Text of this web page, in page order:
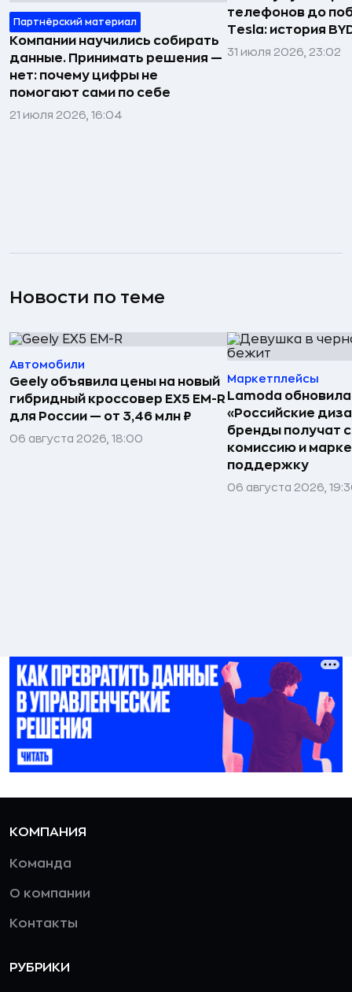
Партнёрский материал
Компании научились собирать
данные. Принимать решения —
нет: почему цифры не
помогают сами по себе
21 июля 2026, 16:04
телефонов до
Tesla: история
31 июля 2026, 23:02
Новости по теме
Автомобили
Geely объявила цены на новый
гибридный кроссовер EX5 EM-R
для России — от 3,46 млн ₽
06 августа 2026, 18:00
Маркетплейсы
Lamoda
«Российские
бренды получат
комиссию и
поддержку
06 августа 2026,
КОМПАНИЯ
Команда
О компании
Контакты
РУБРИКИ